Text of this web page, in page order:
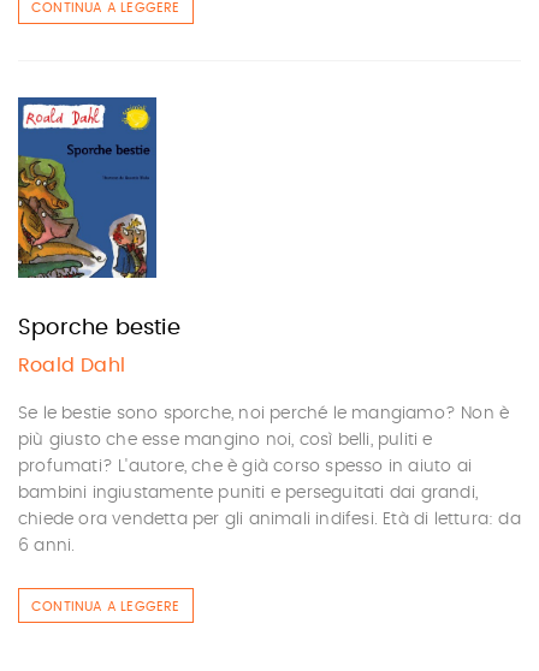
CONTINUA A LEGGERE
Sporche bestie
Roald Dahl
Se le bestie sono sporche, noi perché le mangiamo? Non è
più giusto che esse mangino noi, così belli, puliti e
profumati? L'autore, che è già corso spesso in aiuto ai
bambini ingiustamente puniti e perseguitati dai grandi,
chiede ora vendetta per gli animali indifesi. Età di lettura: da
6 anni.
CONTINUA A LEGGERE